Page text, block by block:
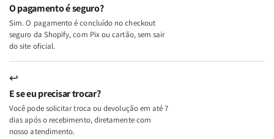
Lar
Lar
O pagamento é seguro?
Sim. O pagamento é concluído no checkout
seguro da Shopify, com Pix ou cartão, sem sair
do site oficial.
↩
E se eu precisar trocar?
Você pode solicitar troca ou devolução em até 7
dias após o recebimento, diretamente com
nosso atendimento.